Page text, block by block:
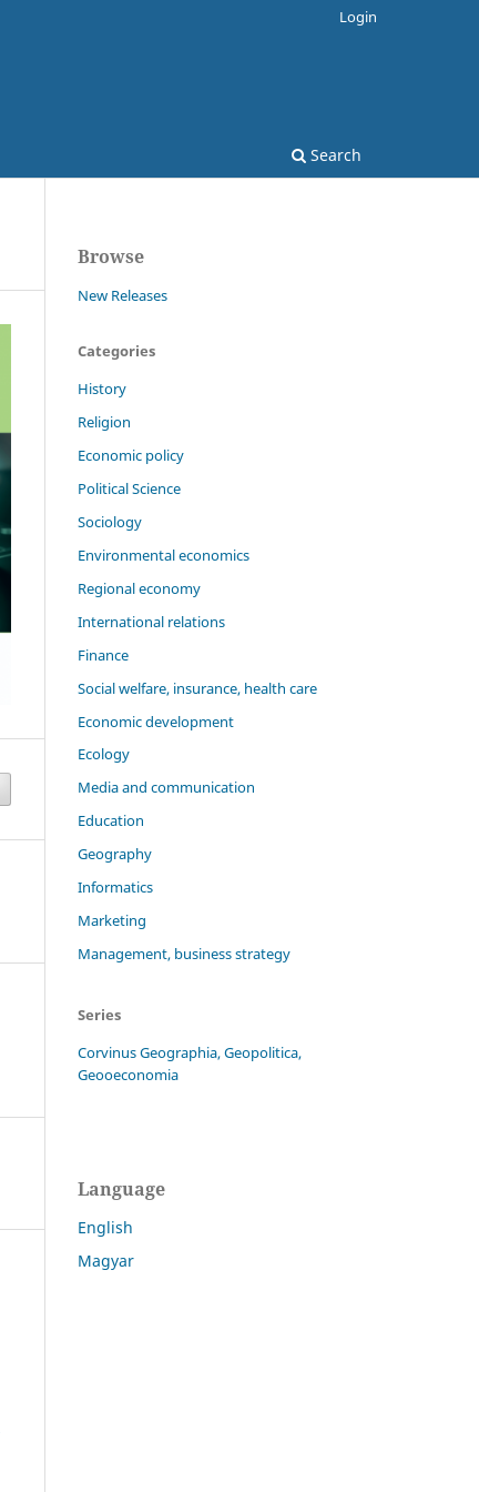
Search
Login
Browse
New Releases
Categories
History
Religion
Economic policy
Political Science
Sociology
Environmental economics
Regional economy
International relations
Finance
Social welfare, insurance, health care
Economic development
Ecology
Media and communication
Education
Geography
Informatics
Marketing
Management, business strategy
Series
Corvinus Geographia, Geopolitica,
Geooeconomia
Language
English
Magyar